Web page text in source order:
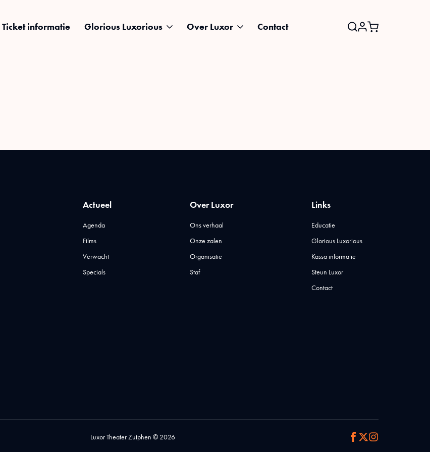
Ticket informatie Glorious Luxorious Over Luxor
Contact
Actueel
Agenda
Films
Verwacht
Specials
Over Luxor
Ons verhaal
Onze zalen
Organisatie
Staf
Links
Educatie
Glorious Luxorious
Kassa informatie
Steun Luxor
Contact
Luxor Theater Zutphen © 2026